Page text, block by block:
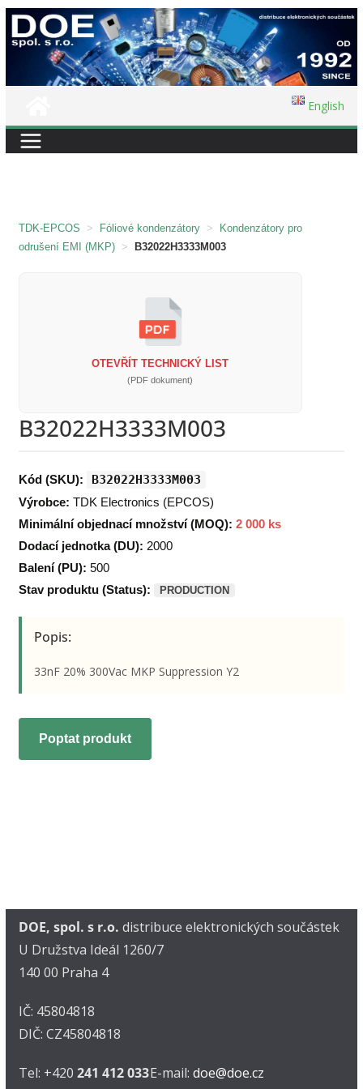
Přeskočit
na
English
TDK-EPCOS > Fóliové kondenzátory >
Kondenzátory pro
odrušení EMI (MKP) > B32022H3333M003
OTEVŘÍT TECHNICKÝ LIST
(PDF dokument)
B32022H3333M003
Kód (SKU): B32022H3333M003
Výrobce: TDK Electronics (EPCOS)
Minimální objednací množství (MOQ): 2 000 ks
Dodací jednotka (DU): 2000
Balení (PU): 500
Stav produktu (Status):
PRODUCTION
Popis:
33nF 20% 300Vac MKP Suppression Y2
Poptat produkt
DOE, spol. s r.o. distribuce elektronických součástek
U Družstva Ideál 1260/7
140 00 Praha 4
IČ: 45804818
DIČ: CZ45804818
Tel: +420 241 412 033E-mail: doe@doe.cz